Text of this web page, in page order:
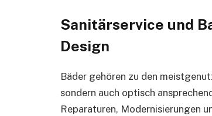
Sanitärservice und
Design
Bäder gehören zu den
sondern auch optisch
Reparaturen, Modernisierungen